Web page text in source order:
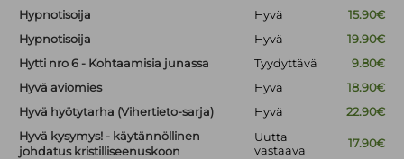
Hypnotisoija
Hyvä
15.90€
Hypnotisoija
Hyvä
19.90€
Hytti nro 6 - Kohtaamisia junassa
Tyydyttävä
9.80€
Hyvä aviomies
Hyvä
18.90€
Hyvä hyötytarha (Vihertieto-sarja)
Hyvä
22.90€
Hyvä kysymys! - käytännöllinen
johdatus kristilliseenuskoon
Uutta
vastaava
17.90€